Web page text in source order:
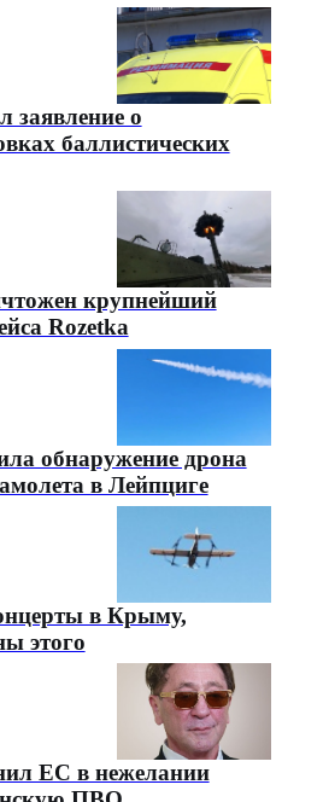
заявление о
баллистических
крупнейший
Rozetka
обнаружение дрона
в Лейпциге
в Крыму,
этого
ЕС в нежелании